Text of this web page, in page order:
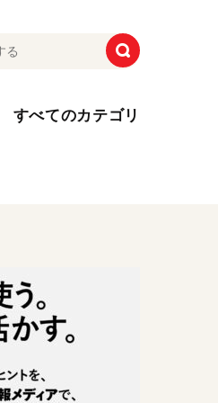
すべてのカテゴリ